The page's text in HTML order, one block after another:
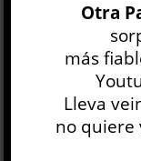
mundo, /
voz y la
corazón”.
Sonia
Otra
más
Lleva
no quiere